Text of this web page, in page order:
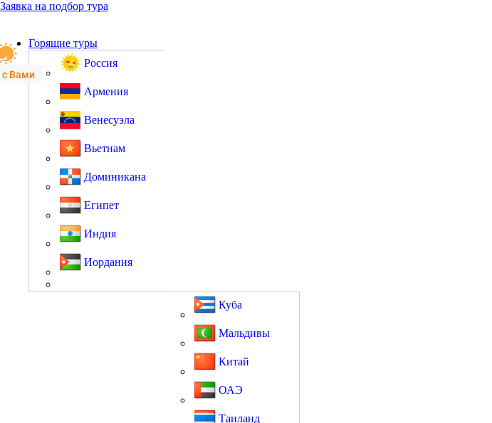
Заявка на подбор тура
с Вами
Горящие туры
Россия
Армения
Венесуэла
Вьетнам
Доминикана
Египет
Индия
Иордания
Куба
Мальдивы
Китай
ОАЭ
Таиланд